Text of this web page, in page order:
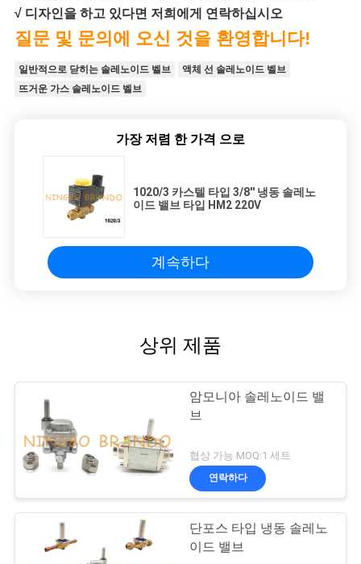
√ 디자인을 하고 있다면 저희에게 연락하십시오
질문 및 문의에 오신 것을 환영합니다!
일반적으로 닫히는 솔레노이드 벨브
액체 선 솔레노이드 벨브
뜨거운 가스 솔레노이드 벨브
가장 저렴 한 가격 으로
1020/3 카스텔 타입 3/8'' 냉동 솔레노
이드 밸브 타입 HM2 220V
계속하다
상위 제품
암모니아 솔레노이드 밸
브
협상 가능 MOQ:1 세트
연락하다
단포스 타입 냉동 솔레노
이드 밸브